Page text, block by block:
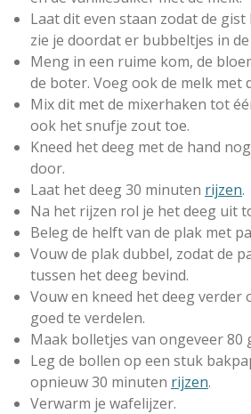
Laat dit even staan zodat de
zie je doordat er bubbeltjes in
Meng in een ruime kom, de
de boter. Voeg ook de melk met
Mix dit met de mixerhaken tot
ook het snufje zout toe.
Kneed het deeg met de hand
door.
Laat het deeg 30 minuten rijzen.
Na het rijzen rol je het deeg uit
Beleg de helft van de plak met
Vouw de plak dubbel, zodat de
tussen het deeg bevind.
Vouw en kneed het deeg verder
goed te verdelen.
Maak bolletjes van ongeveer 80
Leg de bollen op een stuk
opnieuw 30 minuten rijzen.
Verwarm je wafelijzer.